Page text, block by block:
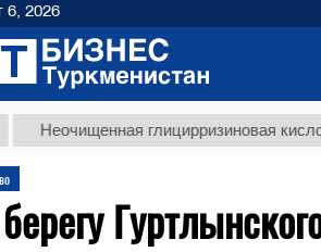
глицирризиновая кислота
6, 2026